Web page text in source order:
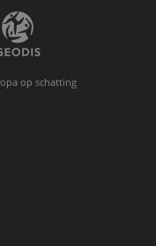
op schatting